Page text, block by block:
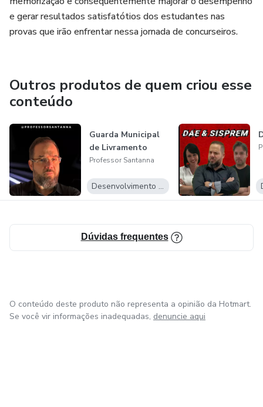
e gerar resultados satisfatótios dos estudantes nas
provas que irão enfrentar nessa jornada de concurseiros.
Outros produtos de quem criou esse
conteúdo
Guarda Municipal
de Livramento
Professor Santanna
Desenvolvimento Pessoal
Dúvidas frequentes
O conteúdo deste produto não representa a opinião da Hotmart.
Se você vir informações inadequadas, denuncie aqui